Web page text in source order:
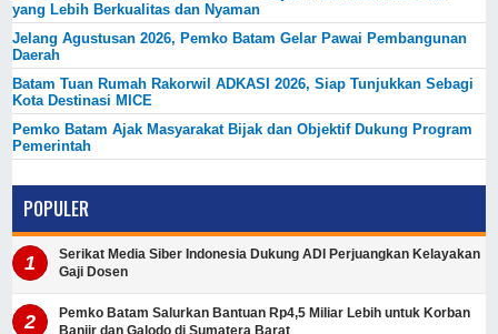
yang Lebih Berkualitas dan Nyaman
Jelang Agustusan 2026, Pemko Batam Gelar Pawai Pembangunan
Daerah
Batam Tuan Rumah Rakorwil ADKASI 2026, Siap Tunjukkan Sebagi
Kota Destinasi MICE
Pemko Batam Ajak Masyarakat Bijak dan Objektif Dukung Program
Pemerintah
POPULER
Serikat Media Siber Indonesia Dukung ADI Perjuangkan Kelayakan
Gaji Dosen
Pemko Batam Salurkan Bantuan Rp4,5 Miliar Lebih untuk Korban